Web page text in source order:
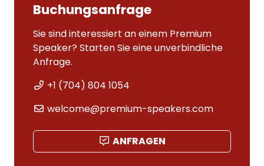
Buchungsanfrage
Sie sind interessiert an einem Premium
Speaker? Starten Sie eine unverbindliche
Anfrage.
+1 (704) 804 1054
welcome@premium-speakers.com
ANFRAGEN